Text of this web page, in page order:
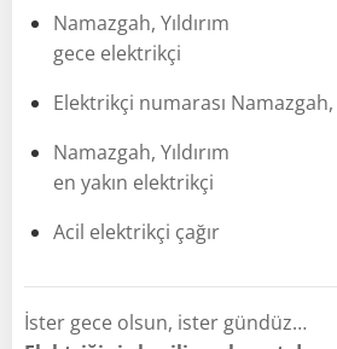
Namazgah, Yıldırım
gece elektrikçi
Elektrikçi numarası Namazgah,
Namazgah, Yıldırım
en yakın elektrikçi
Acil elektrikçi çağır
İster gece olsun, ister gündüz…